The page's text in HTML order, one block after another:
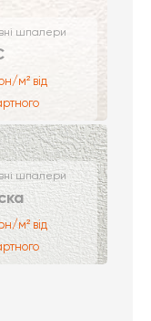
шпалери
м² від
шпалери
м² від